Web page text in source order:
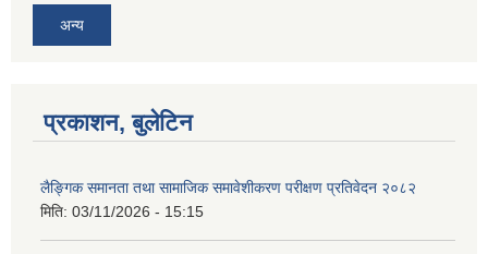
अन्य
प्रकाशन, बुलेटिन
लैङ्गिक समानता तथा सामाजिक समावेशीकरण परीक्षण प्रतिवेदन २०८२
मिति: 03/11/2026 - 15:15